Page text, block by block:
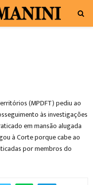
(MPDFT) pediu ao
às investigações
em mansão alugada
à Corte porque cabe ao
por membros do